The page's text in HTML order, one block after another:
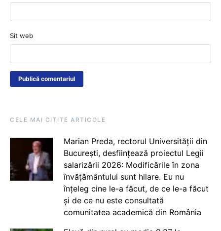
Sit web
CELE MAI CITITE ARTICOLE
Marian Preda, rectorul Universității din
București, desființează proiectul Legii
salarizării 2026: Modificările în zona
învățământului sunt hilare. Eu nu
înțeleg cine le-a făcut, de ce le-a făcut
și de ce nu este consultată
comunitatea academică din România